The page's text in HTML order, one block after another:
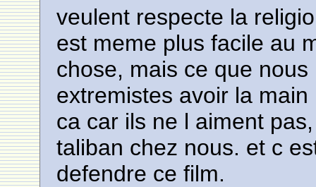
veulent respecte la
est meme plus facile au
chose, mais ce que
extremistes avoir la
ca car ils ne l aiment
taliban chez nous. et c
defendre ce film.